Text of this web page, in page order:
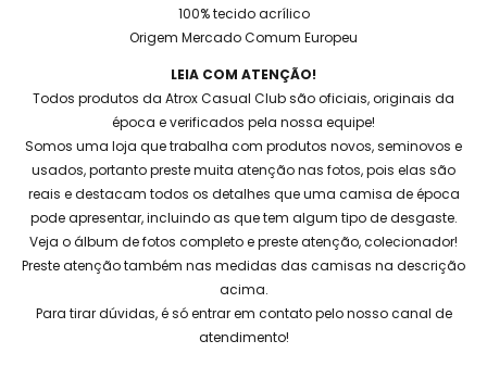
100% tecido acrílico
Origem Mercado Comum Europeu
LEIA COM ATENÇÃO!
Todos produtos da Atrox Casual Club são oficiais, originais da
época e verificados pela nossa equipe!
Somos uma loja que trabalha com produtos novos, seminovos e
usados, portanto preste muita atenção nas fotos, pois elas são
reais e destacam todos os detalhes que uma camisa de época
pode apresentar, incluindo as que tem algum tipo de desgaste.
Veja o álbum de fotos completo e preste atenção, colecionador!
Preste atenção também nas medidas das camisas na descrição
acima.
Para tirar dúvidas, é só entrar em contato pelo nosso canal de
atendimento!